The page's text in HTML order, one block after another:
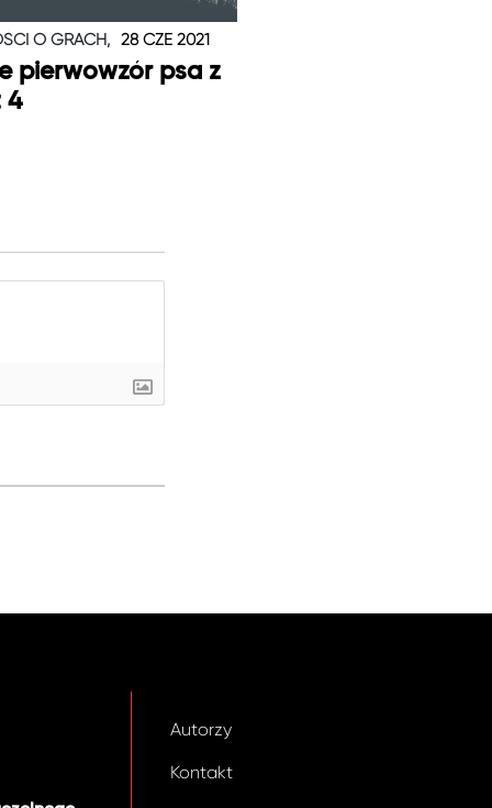
O GRACH, 28 CZE 2021
pierwowzór psa z
4
Autorzy
Kontakt